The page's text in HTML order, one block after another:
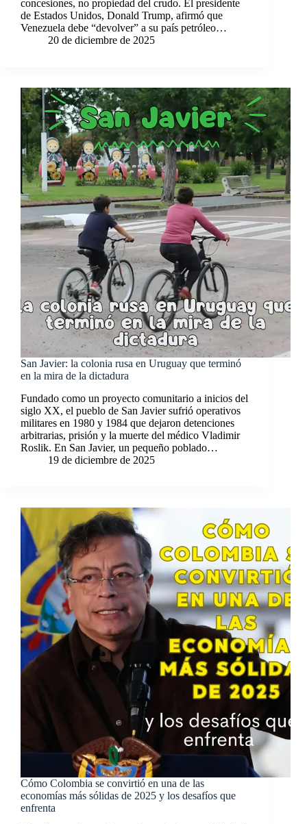
concesiones, no propiedad del crudo. El presidente
de Estados Unidos, Donald Trump, afirmó que
Venezuela debe “devolver” a su país petróleo…
20 de diciembre de 2025
San Javier: la colonia rusa en Uruguay que terminó
en la mira de la dictadura
Fundado como un proyecto comunitario a inicios del
siglo XX, el pueblo de San Javier sufrió operativos
militares en 1980 y 1984 que dejaron detenciones
arbitrarias, prisión y la muerte del médico Vladimir
Roslik. En San Javier, un pequeño poblado…
19 de diciembre de 2025
Cómo Colombia se convirtió en una de las
economías más sólidas de 2025 y los desafíos que
enfrenta